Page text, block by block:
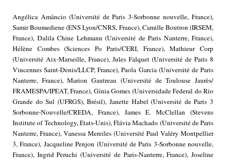
Angélica Amâncio (Université de Paris 3-Sorbonne nouvelle, France),
Samir Boumediene (ENS Lyon/CNRS, France), Camille Boutron (IRSEM,
France), Dalila Chine Lehmann (Université de Paris Nanterre, France),
Hélène Combes (Sciences Po Paris/CERI, France), Mathieur Corp
(Université Aix-Marseille, France), Jules Falquet (Université de Paris 8
Vincennes Saint-Denis/LLCP, France), Paola Garcia (Université de Paris
Nanterre, France), Marion Gautreau (Université de Toulouse Jaurès/
FRAMESPA/IPEAT, France), Gínia Gomes (Universidade Federal do Rio
Grande do Sul (UFRGS), Brésil), Janette Habel (Université de Paris 3
Sorbonne-Nouvelle/CREDA, France), James E. McClellan (Stevens
Institute of Technology, Etats-Unis), Flávia Machado (Université de Paris
Nanterre, France), Vanessa Mereiles (Université Paul Valéry Montpellier
3, France), Jacqueline Penjon (Université de Paris 3-Sorbonne nouvelle,
France), Ingrid Peruchi (Université de Paris-Nanterre, France), Joseline